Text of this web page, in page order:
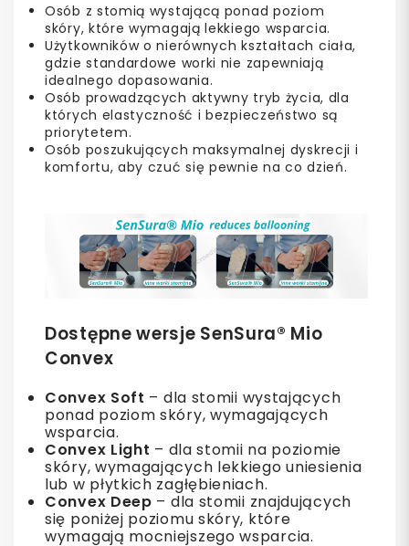
Osób z stomią wystającą ponad poziom
skóry, które wymagają lekkiego wsparcia.
Użytkowników o nierównych kształtach ciała,
gdzie standardowe worki nie zapewniają
idealnego dopasowania.
Osób prowadzących aktywny tryb życia, dla
których elastyczność i bezpieczeństwo są
priorytetem.
Osób poszukujących maksymalnej dyskrecji i
komfortu, aby czuć się pewnie na co dzień.
Dostępne wersje SenSura® Mio
Convex
Convex Soft – dla stomii wystających
ponad poziom skóry, wymagających
wsparcia.
Convex Light – dla stomii na poziomie
skóry, wymagających lekkiego uniesienia
lub w płytkich zagłębieniach.
Convex Deep – dla stomii znajdujących
się poniżej poziomu skóry, które
wymagają mocniejszego wsparcia.